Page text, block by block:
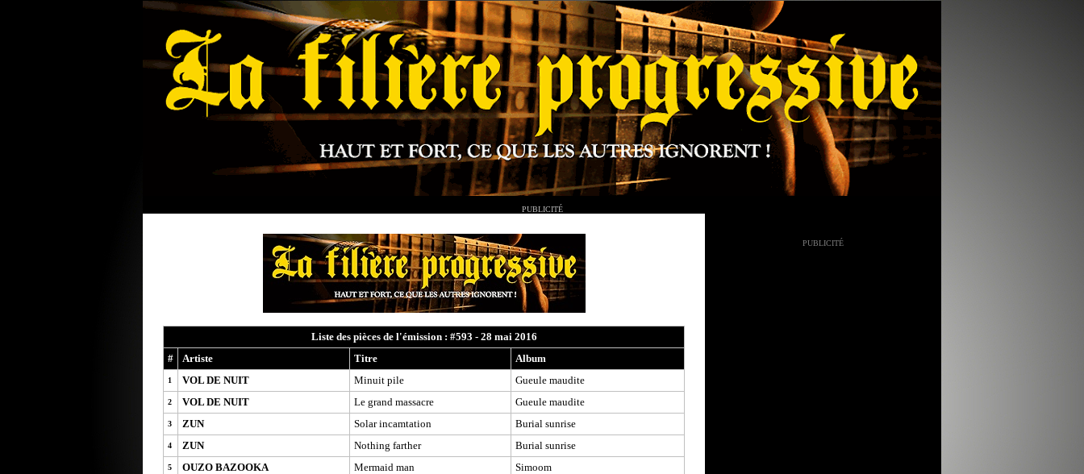
PUBLICITÉ
Liste des pièces de l'émission : #593 - 28 mai 2016
#
Artiste Titre Album
1 VOL DE NUIT Minuit pile Gueule maudite
2 VOL DE NUIT Le grand massacre Gueule maudite
3 ZUN Solar incamtation Burial sunrise
4 ZUN Nothing farther Burial sunrise
5 OUZO BAZOOKA Mermaid man Simoom
PUBLICITÉ